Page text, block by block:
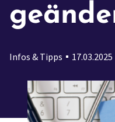
Infos & Tipps 17.03.2025